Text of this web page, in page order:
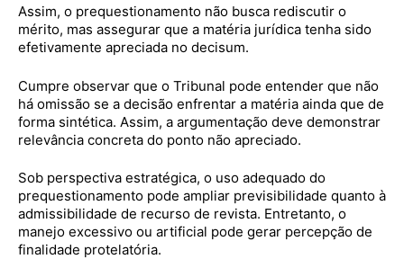
Assim, o prequestionamento não busca rediscutir o
mérito, mas assegurar que a matéria jurídica tenha sido
efetivamente apreciada no decisum.
Cumpre observar que o Tribunal pode entender que não
há omissão se a decisão enfrentar a matéria ainda que de
forma sintética. Assim, a argumentação deve demonstrar
relevância concreta do ponto não apreciado.
Sob perspectiva estratégica, o uso adequado do
prequestionamento pode ampliar previsibilidade quanto à
admissibilidade de recurso de revista. Entretanto, o
manejo excessivo ou artificial pode gerar percepção de
finalidade protelatória.